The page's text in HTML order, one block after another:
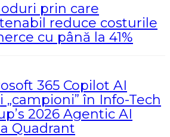
prin care
reduce costurile
cu până la 41%
365 Copilot AI
în Info-Tech
2026 Agentic AI
Quadrant